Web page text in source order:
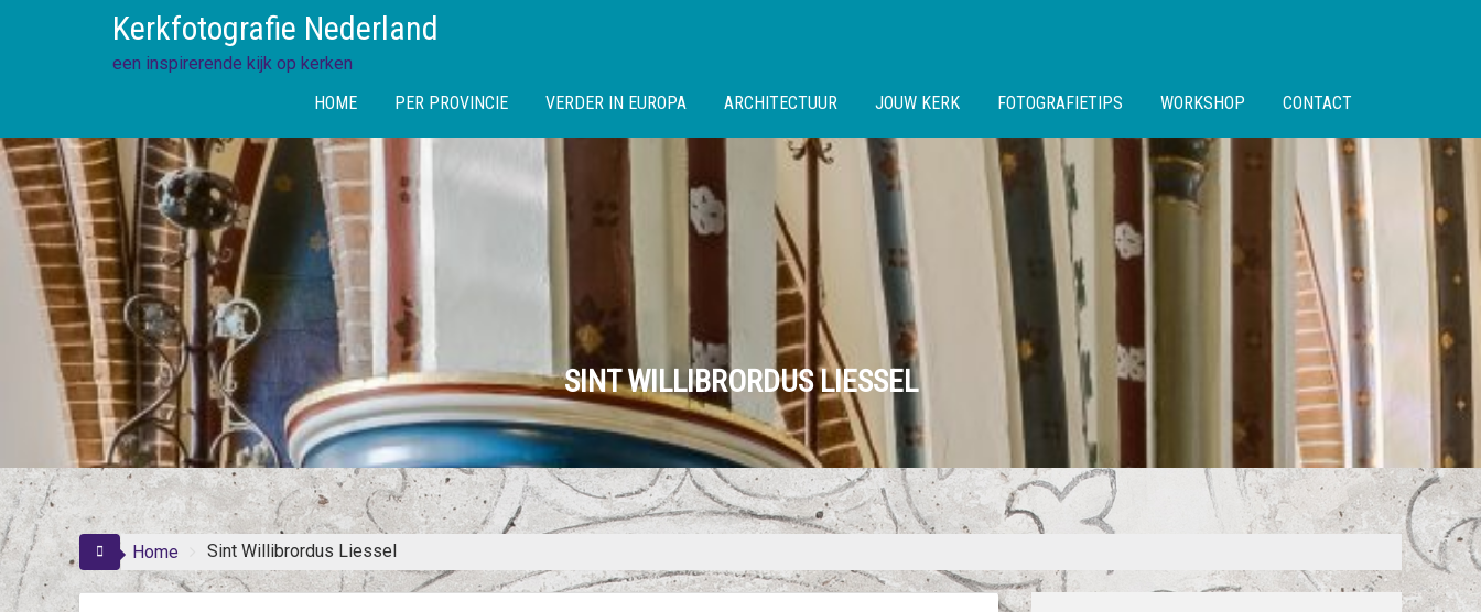
Kerkfotografie Nederland
een inspirerende kijk op kerken
HOME
PER PROVINCIE VERDER IN EUROPA ARCHITECTUUR JOUW KERK FOTOGRAFIETIPS WORKSHOP CONTACT
SINT WILLIBRORDUS LIESSEL
Home Sint Willibrordus Liessel